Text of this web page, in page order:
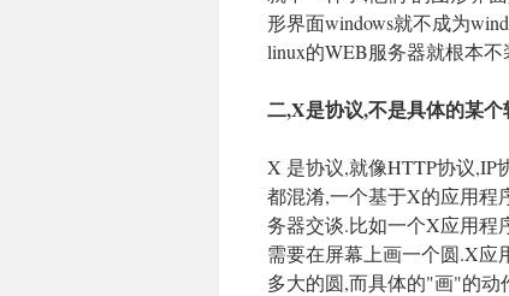
形界面windows就不成为
linux的WEB服务器就根本
二,X是协议,不是具体的某个
X 是协议,就像HTTP协议,IP
都混淆,一个基于X的应用程
务器交谈.比如一个X应用程
需要在屏幕上画一个圆.X应
多大的圆,而具体的"画"的动